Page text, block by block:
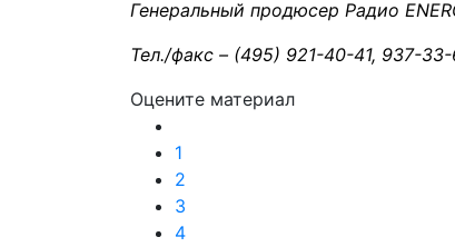
Генеральный продюсер Радио
Тел./факс – (495) 921-40-41, 937-33-
Оцените материал
1
2
3
4